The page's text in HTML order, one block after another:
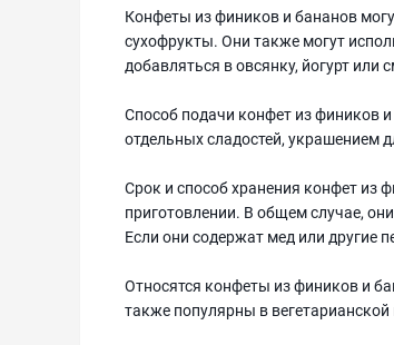
Конфеты из фиников и бананов
сухофрукты. Они также могут
добавляться в овсянку, йогурт или
Способ подачи конфет из фиников
отдельных сладостей, украшением
Срок и способ хранения конфет из
приготовлении. В общем случае,
Если они содержат мед или другие
Относятся конфеты из фиников и
также популярны в